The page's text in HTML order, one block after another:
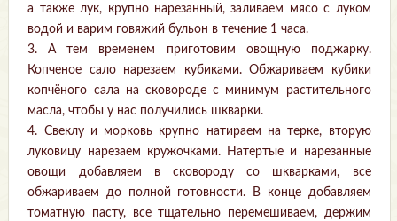
а также лук, крупно нарезанный, заливаем мясо с луком
водой и варим говяжий бульон в течение 1 часа.
3. А тем временем приготовим овощную поджарку.
Копченое сало нарезаем кубиками. Обжариваем кубики
копчёного сала на сковороде с минимум растительного
масла, чтобы у нас получились шкварки.
4. Свеклу и морковь крупно натираем на терке, вторую
луковицу нарезаем кружочками. Натертые и нарезанные
овощи добавляем в сковороду со шкварками, все
обжариваем до полной готовности. В конце добавляем
томатную пасту, все тщательно перемешиваем, держим